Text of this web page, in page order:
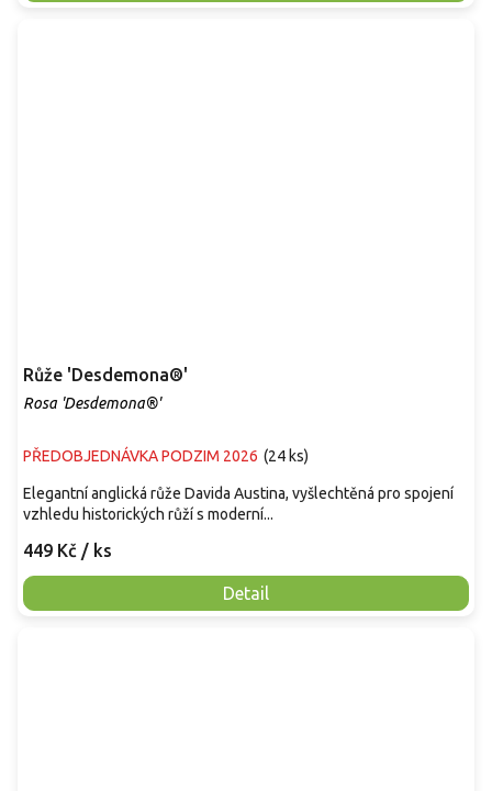
Růže 'Desdemona®'
Rosa 'Desdemona®'
PŘEDOBJEDNÁVKA PODZIM 2026 (24 ks)
449 Kč / ks
Detail
Elegantní anglická růže Davida Austina, vyšlechtěná pro spojení
vzhledu historických růží s moderní...